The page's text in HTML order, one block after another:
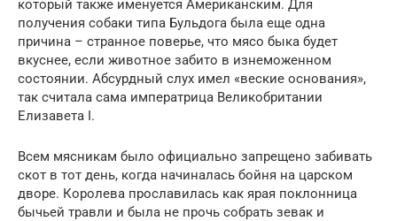
который также именуется Американским. Для
получения собаки типа Бульдога была еще одна
причина – странное поверье, что мясо быка будет
вкуснее, если животное забито в изнеможенном
состоянии. Абсурдный слух имел «веские основания»,
так считала сама императрица Великобритании
Елизавета I.
Всем мясникам было официально запрещено забивать
скот в тот день, когда начиналась бойня на царском
дворе. Королева прославилась как ярая поклонница
бычьей травли и была не прочь собрать зевак и